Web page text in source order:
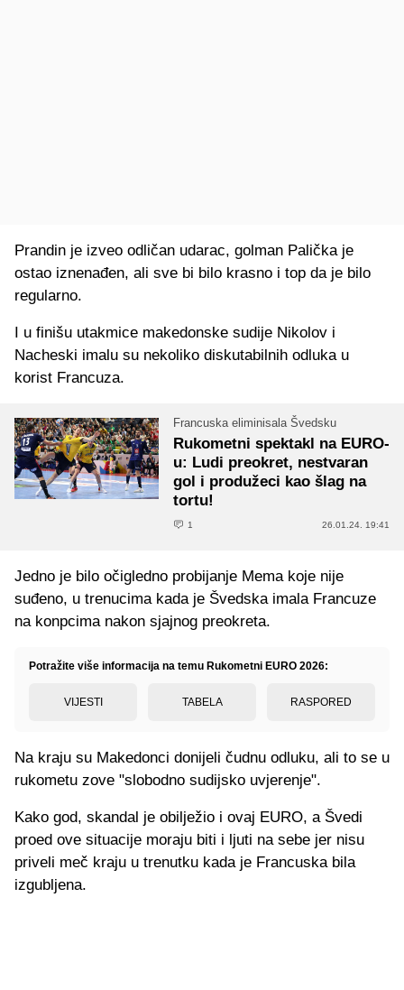
Prandin je izveo odličan udarac, golman Palička je
ostao iznenađen, ali sve bi bilo krasno i top da je bilo
regularno.
I u finišu utakmice makedonske sudije Nikolov i
Nacheski imalu su nekoliko diskutabilnih odluka u
korist Francuza.
Francuska eliminisala Švedsku
Rukometni spektakl na EURO-
u: Ludi preokret, nestvaran
gol i produžeci kao šlag na
tortu!
1 26.01.24. 19:41
Jedno je bilo očigledno probijanje Mema koje nije
suđeno, u trenucima kada je Švedska imala Francuze
na konpcima nakon sjajnog preokreta.
Potražite više informacija na temu Rukometni EURO 2026:
VIJESTI TABELA RASPORED
Na kraju su Makedonci donijeli čudnu odluku, ali to se u
rukometu zove "slobodno sudijsko uvjerenje".
Kako god, skandal je obilježio i ovaj EURO, a Švedi
proed ove situacije moraju biti i ljuti na sebe jer nisu
priveli meč kraju u trenutku kada je Francuska bila
izgubljena.